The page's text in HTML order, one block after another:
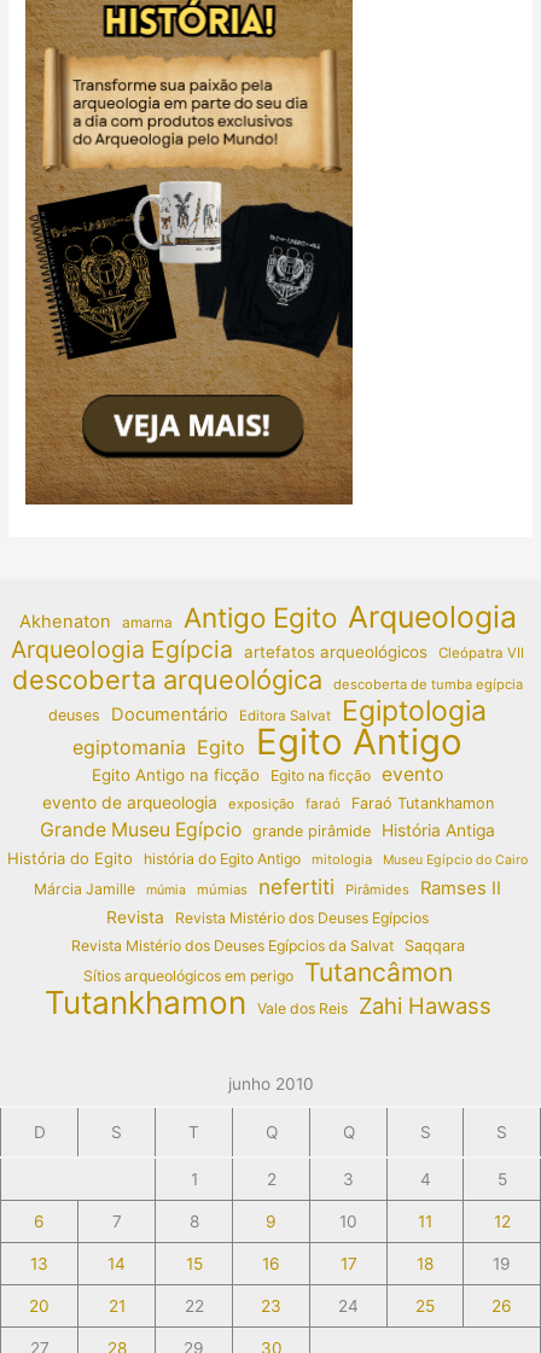
Akhenaton amarna Antigo Egito Arqueologia
Arqueologia Egípcia artefatos arqueológicos Cleópatra VII
descoberta arqueológica descoberta de tumba egípcia
deuses Documentário Editora Salvat Egiptologia
egiptomania Egito Egito Antigo
Egito Antigo na ficção Egito na ficção evento
evento de arqueologia exposição faraó Faraó Tutankhamon
Grande Museu Egípcio grande pirâmide
História Antiga
História do Egito
história do Egito Antigo mitologia Museu Egípcio do Cairo
Márcia Jamille múmia múmias nefertiti Pirâmides Ramses II
Revista
Revista Mistério dos Deuses Egípcios
Revista Mistério dos Deuses Egípcios da Salvat
Saqqara
Sítios arqueológicos em perigo
Tutancâmon
Tutankhamon Vale dos Reis Zahi Hawass
junho 2010
D S T Q Q S S
1 2 3 4 5
6 7 8 9 10 11 12
13 14 15 16 17 18 19
20 21 22 23 24 25 26
27 28 29 30